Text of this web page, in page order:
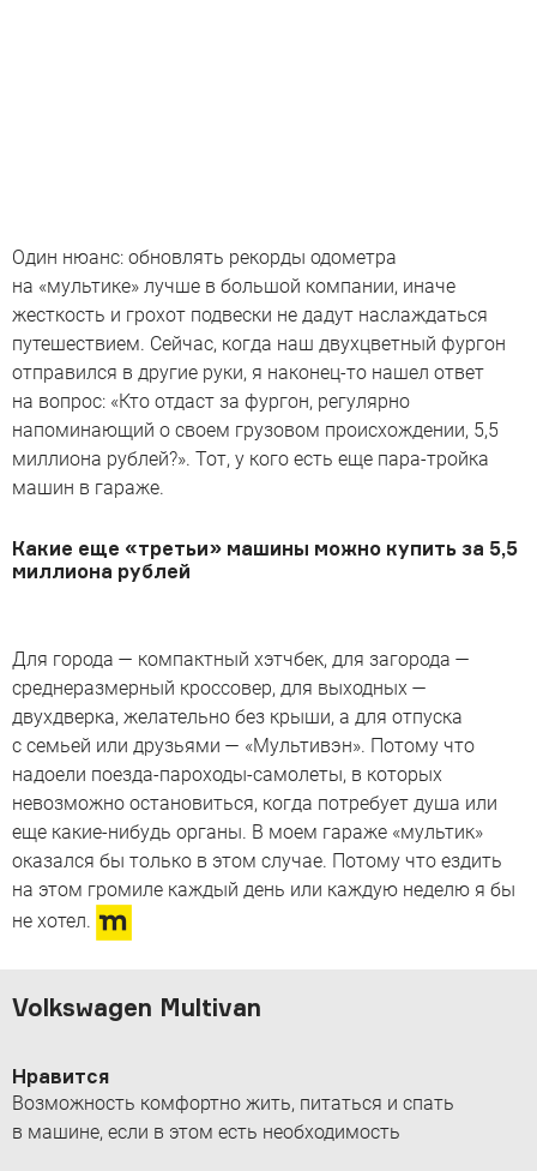
Один нюанс: обновлять рекорды одометра
на «мультике» лучше в большой компании, иначе
жесткость и грохот подвески не дадут наслаждаться
путешествием. Сейчас, когда наш двухцветный фургон
отправился в другие руки, я наконец-то нашел ответ
на вопрос: «Кто отдаст за фургон, регулярно
напоминающий о своем грузовом происхождении, 5,5
миллиона рублей?». Тот, у кого есть еще пара-тройка
машин в гараже.
Какие еще «третьи» машины можно купить за 5,5
миллиона рублей
Для города — компактный хэтчбек, для загорода —
среднеразмерный кроссовер, для выходных —
двухдверка, желательно без крыши, а для отпуска
с семьей или друзьями — «Мультивэн». Потому что
надоели поезда-пароходы-самолеты, в которых
невозможно остановиться, когда потребует душа или
еще какие-нибудь органы. В моем гараже «мультик»
оказался бы только в этом случае. Потому что ездить
на этом громиле каждый день или каждую неделю я бы
не хотел.
Volkswagen Multivan
Нравится
Возможность комфортно жить, питаться и спать
в машине, если в этом есть необходимость